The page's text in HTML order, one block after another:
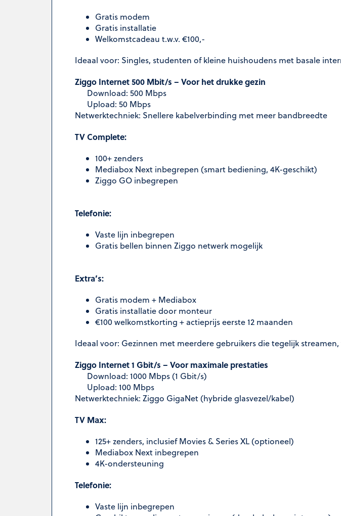
Gratis modem
Gratis installatie
Welkomstcadeau t.w.v. €100,-
Ideaal voor: Singles, studenten of kleine huishoudens met basale
Ziggo Internet 500 Mbit/s – Voor het drukke gezin
Download: 500 Mbps
Upload: 50 Mbps
Netwerktechniek: Snellere kabelverbinding met meer bandbreedte
TV Complete:
100+ zenders
Mediabox Next inbegrepen (smart bediening, 4K-geschikt)
Ziggo GO inbegrepen
Telefonie:
Vaste lijn inbegrepen
Gratis bellen binnen Ziggo netwerk mogelijk
Extra’s:
Gratis modem + Mediabox
Gratis installatie door monteur
€100 welkomstkorting + actieprijs eerste 12 maanden
Ideaal voor: Gezinnen met meerdere gebruikers die tegelijk
Ziggo Internet 1 Gbit/s – Voor maximale prestaties
Download: 1000 Mbps (1 Gbit/s)
Upload: 100 Mbps
Netwerktechniek: Ziggo GigaNet (hybride glasvezel/kabel)
TV Max:
125+ zenders, inclusief Movies & Series XL (optioneel)
Mediabox Next inbegrepen
4K-ondersteuning
Telefonie:
Vaste lijn inbegrepen